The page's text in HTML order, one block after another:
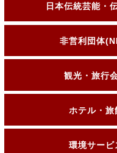
日本伝統芸能・
非営利団体
観光・旅行
ホテル・旅
環境サービ